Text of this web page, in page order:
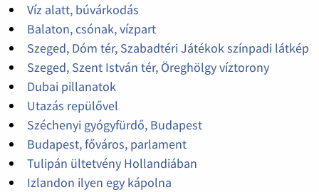
Víz alatt, búvárkodás
Balaton, csónak, vízpart
Szeged, Dóm tér, Szabadtéri Játékok színpadi látkép
Szeged, Szent István tér, Öreghölgy víztorony
Dubai pillanatok
Utazás repülővel
Széchenyi gyógyfürdő, Budapest
Budapest, főváros, parlament
Tulipán ültetvény Hollandiában
Izlandon ilyen egy kápolna